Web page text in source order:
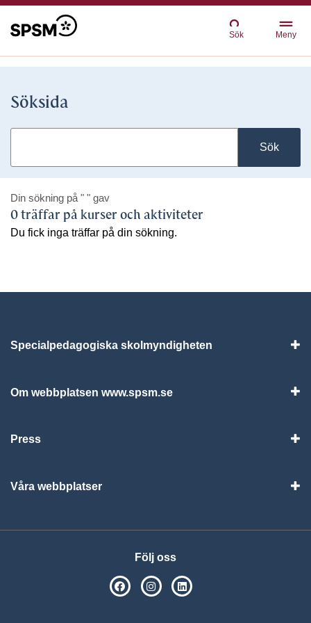
Sök Meny
Söksida
Sök
Din sökning på " " gav
0 träffar på kurser och aktiviteter
Du fick inga träffar på din sökning.
Specialpedagogiska skolmyndigheten
Om webbplatsen www.spsm.se
Press
Våra webbplatser
Följ oss
SPSM på Facebook
SPSM på Instagram